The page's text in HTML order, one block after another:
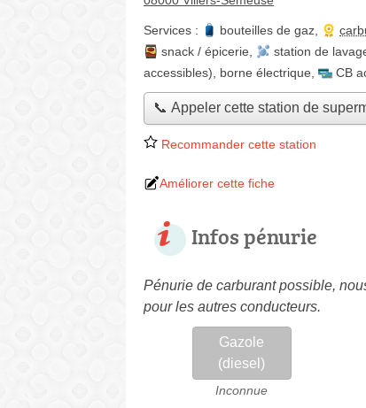
Services : bouteilles de gaz
snack / épicerie
station de
accessibles)
borne électrique CB
📞 Appeler cette station de
Recommander cette station
Améliorer cette fiche
Infos pénurie
Pénurie de carburant possible,
pour les autres conducteurs.
Gazole
(diesel)
Inconnue